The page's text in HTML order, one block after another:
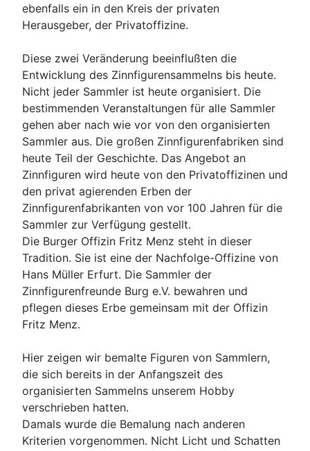
ebenfalls ein in den Kreis der privaten
Herausgeber, der Privatoffizine.
Diese zwei Veränderung beeinflußten die
Entwicklung des Zinnfigurensammelns bis heute.
Nicht jeder Sammler ist heute organisiert. Die
bestimmenden Veranstaltungen für alle Sammler
gehen aber nach wie vor von den organisierten
Sammler aus. Die großen Zinnfigurenfabriken sind
heute Teil der Geschichte. Das Angebot an
Zinnfiguren wird heute von den Privatoffizinen und
den privat agierenden Erben der
Zinnfigurenfabrikanten von vor 100 Jahren für die
Sammler zur Verfügung gestellt.
Die Burger Offizin Fritz Menz steht in dieser
Tradition. Sie ist eine der Nachfolge-Offizine von
Hans Müller Erfurt. Die Sammler der
Zinnfigurenfreunde Burg e.V. bewahren und
pflegen dieses Erbe gemeinsam mit der Offizin
Fritz Menz.
Hier zeigen wir bemalte Figuren von Sammlern,
die sich bereits in der Anfangszeit des
organisierten Sammelns unserem Hobby
verschrieben hatten.
Damals wurde die Bemalung nach anderen
Kriterien vorgenommen. Nicht Licht und Schatten